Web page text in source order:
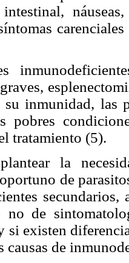
intestinal,
su inmunidad, las
pobres
tratamiento (5).
la
de
no de
si existen
causas de